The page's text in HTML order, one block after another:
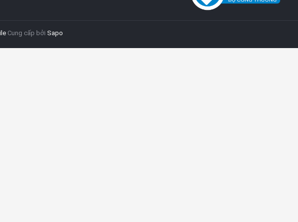
Cung cấp bởi Sapo